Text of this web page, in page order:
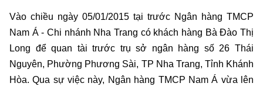
Vào chiều ngày 05/01/2015 tại trước Ngân hàng TMCP
Nam Á - Chi nhánh Nha Trang có khách hàng Bà Đào Thị
Long để quan tài trước trụ sở ngân hàng số 26 Thái
Nguyên, Phường Phương Sài, TP Nha Trang, Tỉnh Khánh
Hòa. Qua sự việc này, Ngân hàng TMCP Nam Á vừa lên